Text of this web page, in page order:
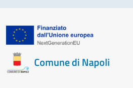
Comune di Napoli